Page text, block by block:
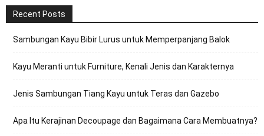
Recent Posts
Sambungan Kayu Bibir Lurus untuk Memperpanjang Balok
Kayu Meranti untuk Furniture, Kenali Jenis dan Karakternya
Jenis Sambungan Tiang Kayu untuk Teras dan Gazebo
Apa Itu Kerajinan Decoupage dan Bagaimana Cara Membuatnya?